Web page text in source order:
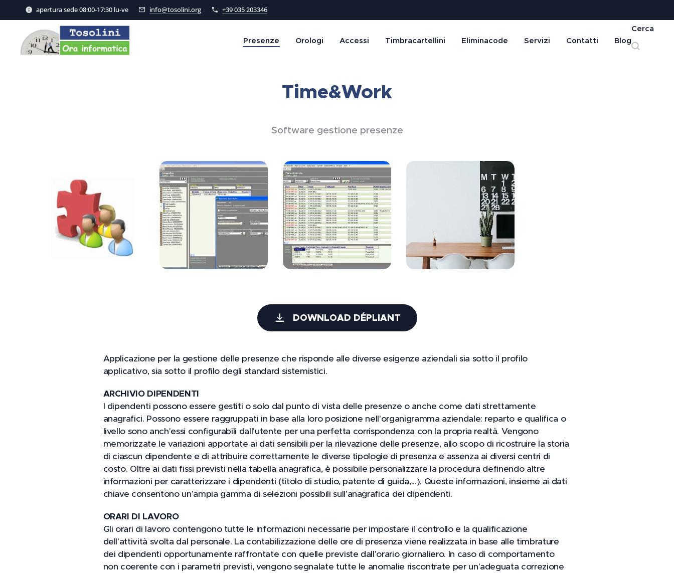
apertura sede 08:00-17:30 lu-ve info@tosolini.org +39 035 203346
Presenze Orologi Accessi Timbracartellini Eliminacode Servizi Contatti Blog
Cerca
Time&Work
Software gestione presenze
DOWNLOAD DÉPLIANT
Applicazione per la gestione delle presenze che risponde alle diverse esigenze aziendali sia sotto il profilo
applicativo, sia sotto il profilo degli standard sistemistici.
ARCHIVIO DIPENDENTI
I dipendenti possono essere gestiti o solo dal punto di vista delle presenze o anche come dati strettamente
anagrafici. Possono essere raggruppati in base alla loro posizione nell'organigramma aziendale: reparto e qualifica o
livello sono anch'essi configurabili dall'utente per una perfetta corrispondenza con la propria realtà. Vengono
memorizzate le variazioni apportate ai dati sensibili per la rilevazione delle presenze, allo scopo di ricostruire la storia
di ciascun dipendente e di attribuire correttamente le diverse tipologie di presenza e assenza ai diversi centri di
costo. Oltre ai dati fissi previsti nella tabella anagrafica, è possibile personalizzare la procedura definendo altre
informazioni per caratterizzare i dipendenti (titolo di studio, patente di guida,...). Queste informazioni, insieme ai dati
chiave consentono un'ampia gamma di selezioni possibili sull'anagrafica dei dipendenti.
ORARI DI LAVORO
Gli orari di lavoro contengono tutte le informazioni necessarie per impostare il controllo e la qualificazione
dell'attività svolta dal personale. La contabilizzazione delle ore di presenza viene realizzata in base alle timbrature
dei dipendenti opportunamente raffrontate con quelle previste dall'orario giornaliero. In caso di comportamento
non coerente con i parametri previsti, vengono segnalate tutte le anomalie riscontrate per un'adeguata correzione